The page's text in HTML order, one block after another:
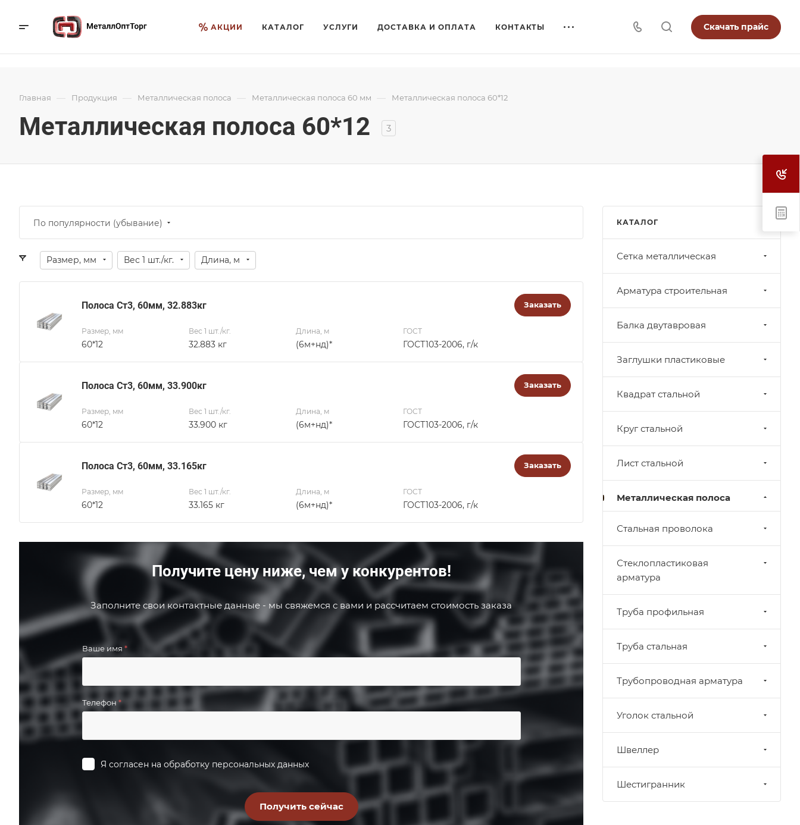
АКЦИИ КАТАЛОГ УСЛУГИ ДОСТАВКА И ОПЛАТА КОНТАКТЫ Скачать прайс
Главная — Продукция — Металлическая полоса — Металлическая полоса 60 мм — Металлическая полоса 60*12
Металлическая полоса 60*12 3
По популярности (убывание)
Размер, мм Вес 1 шт./кг. Длина, м
Полоса Ст3, 60мм, 32.883кг Заказать
Размер, мм
60*12
Вес 1 шт./кг.
32.883 кг
Длина, м
(6м+нд)*
ГОСТ
ГОСТ103-2006, г/к
Полоса Ст3, 60мм, 33.900кг Заказать
Размер, мм
60*12
Вес 1 шт./кг.
33.900 кг
Длина, м
(6м+нд)*
ГОСТ
ГОСТ103-2006, г/к
Полоса Ст3, 60мм, 33.165кг Заказать
Размер, мм
60*12
Вес 1 шт./кг.
33.165 кг
Длина, м
(6м+нд)*
ГОСТ
ГОСТ103-2006, г/к
Получите цену ниже, чем у конкурентов!
Заполните свои контактные данные - мы свяжемся с вами и рассчитаем стоимость заказа
Ваше имя *
Телефон *
Я согласен на обработку персональных данных
КАТАЛОГ
Cетка металлическая
Арматура строительная
Балка двутавровая
Заглушки пластиковые
Квадрат стальной
Круг стальной
Лист стальной
Металлическая полоса
Стальная проволока
Стеклопластиковая
арматура
Труба профильная
Труба стальная
Трубопроводная арматура
Уголок стальной
Швеллер
Шестигранник